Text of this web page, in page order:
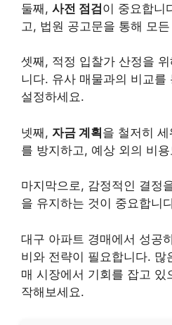
둘째, 사전 점검이 중요합니
고, 법원 공고문을 통해 모
셋째, 적정 입찰가 산정을 위
니다. 유사 매물과의 비교를
설정하세요.
넷째, 자금 계획을 철저히
를 방지하고, 예상 외의 비용
마지막으로, 감정적인 결정
을 유지하는 것이 중요합니
대구 아파트 경매에서 성공
비와 전략이 필요합니다. 많
매 시장에서 기회를 잡고 있
작해보세요.